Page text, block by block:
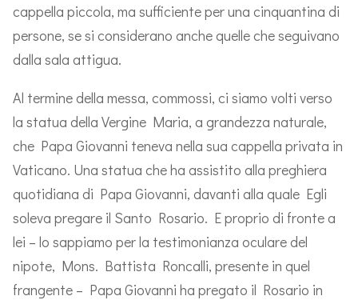
cappella piccola, ma sufficiente per una cinquantina di
persone, se si considerano anche quelle che seguivano
dalla sala attigua.
Al termine della messa, commossi, ci siamo volti verso
la statua della Vergine Maria, a grandezza naturale,
che Papa Giovanni teneva nella sua cappella privata in
Vaticano. Una statua che ha assistito alla preghiera
quotidiana di Papa Giovanni, davanti alla quale Egli
soleva pregare il Santo Rosario. E proprio di fronte a
lei – lo sappiamo per la testimonianza oculare del
nipote, Mons. Battista Roncalli, presente in quel
frangente – Papa Giovanni ha pregato il Rosario in